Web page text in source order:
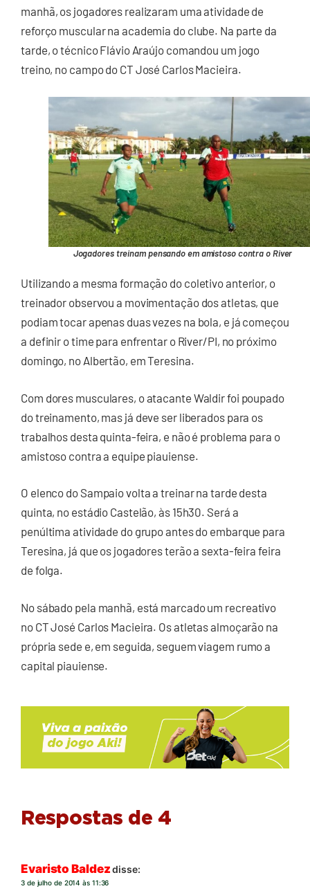
manhã, os jogadores realizaram uma atividade de
reforço muscular na academia do clube. Na parte da
tarde, o técnico Flávio Araújo comandou um jogo
treino, no campo do CT José Carlos Macieira.
Jogadores treinam pensando em amistoso contra o River
Utilizando a mesma formação do coletivo anterior, o
treinador observou a movimentação dos atletas, que
podiam tocar apenas duas vezes na bola, e já começou
a definir o time para enfrentar o River/PI, no próximo
domingo, no Albertão, em Teresina.
Com dores musculares, o atacante Waldir foi poupado
do treinamento, mas já deve ser liberados para os
trabalhos desta quinta-feira, e não é problema para o
amistoso contra a equipe piauiense.
O elenco do Sampaio volta a treinar na tarde desta
quinta, no estádio Castelão, às 15h30. Será a
penúltima atividade do grupo antes do embarque para
Teresina, já que os jogadores terão a sexta-feira feira
de folga.
No sábado pela manhã, está marcado um recreativo
no CT José Carlos Macieira. Os atletas almoçarão na
própria sede e, em seguida, seguem viagem rumo a
capital piauiense.
Respostas de 4
Evaristo Baldez disse:
3 de julho de 2014 às 11:36